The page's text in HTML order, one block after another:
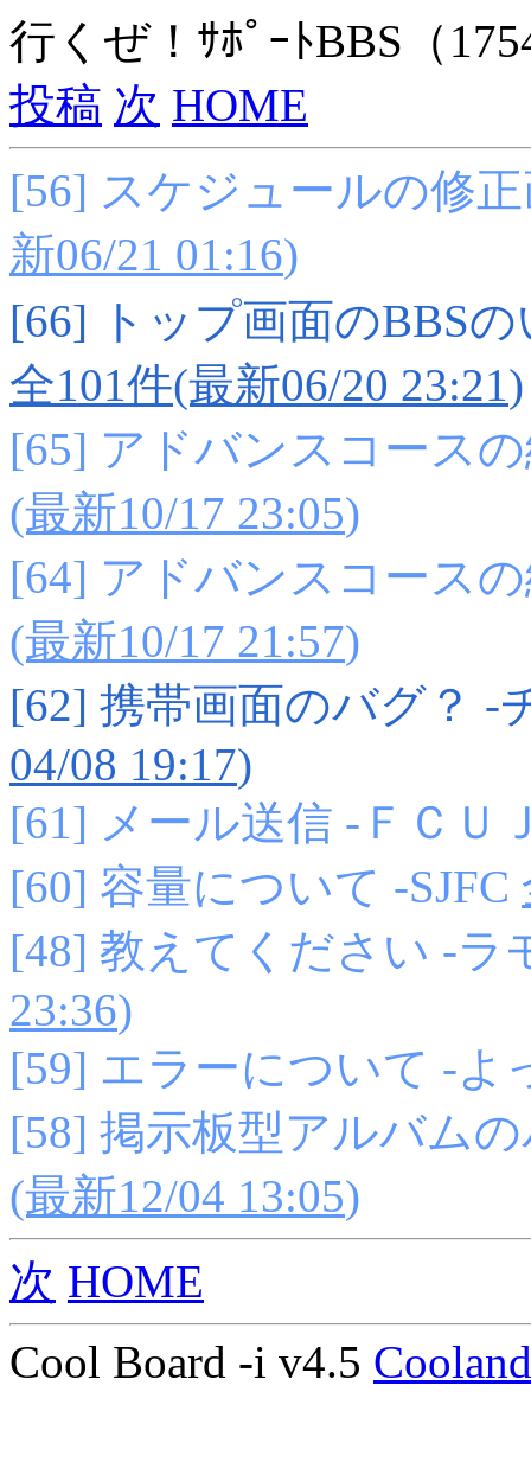
行くぜ！ｻﾎﾟｰﾄBBS（
投稿 次 HOME
[56] スケジュールの修
新06/21 01:16)
[66] トップ画面のBBS
全101件(最新06/20 23:21)
[65] アドバンスコース
(最新10/17 23:05)
[64] アドバンスコース
(最新10/17 21:57)
[62] 携帯画面のバグ？ -
04/08 19:17)
[61] メール送信 -ＦＣＵ
[60] 容量について -SJFC
[48] 教えてください -ラ
23:36)
[59] エラーについて -よ
[58] 掲示板型アルバム
(最新12/04 13:05)
次 HOME
Cool Board -i v4.5